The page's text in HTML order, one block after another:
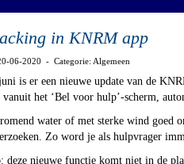
in KNRM app
06-2020 - Categorie: Algemeen
is er een nieuwe update van de
vanuit het ‘Bel voor hulp’-scherm,
water of met sterke wind goed
Zo word je als hulpvrager
deze nieuwe functie komt niet in de